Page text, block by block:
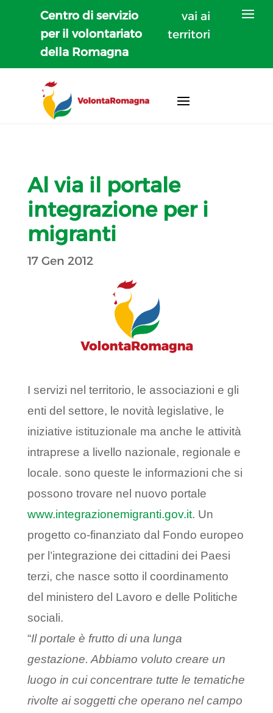
Centro di servizio
per il volontariato
della Romagna
vai ai
territori
Al via il portale
integrazione per i
migranti
17 Gen 2012
I servizi nel territorio, le associazioni e gli
enti del settore, le novità legislative, le
iniziative istituzionale ma anche le attività
intraprese a livello nazionale, regionale e
locale. sono queste le informazioni che si
possono trovare nel nuovo portale
www.integrazionemigranti.gov.it. Un
progetto co-finanziato dal Fondo europeo
per l’integrazione dei cittadini dei Paesi
terzi, che nasce sotto il coordinamento
del ministero del Lavoro e delle Politiche
sociali.
“Il portale è frutto di una lunga
gestazione. Abbiamo voluto creare un
luogo in cui concentrare tutte le tematiche
rivolte ai soggetti che operano nel campo